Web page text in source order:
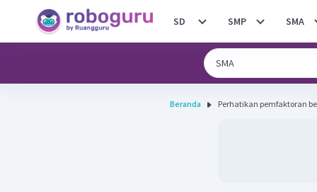
SD SMP SMA
Beranda